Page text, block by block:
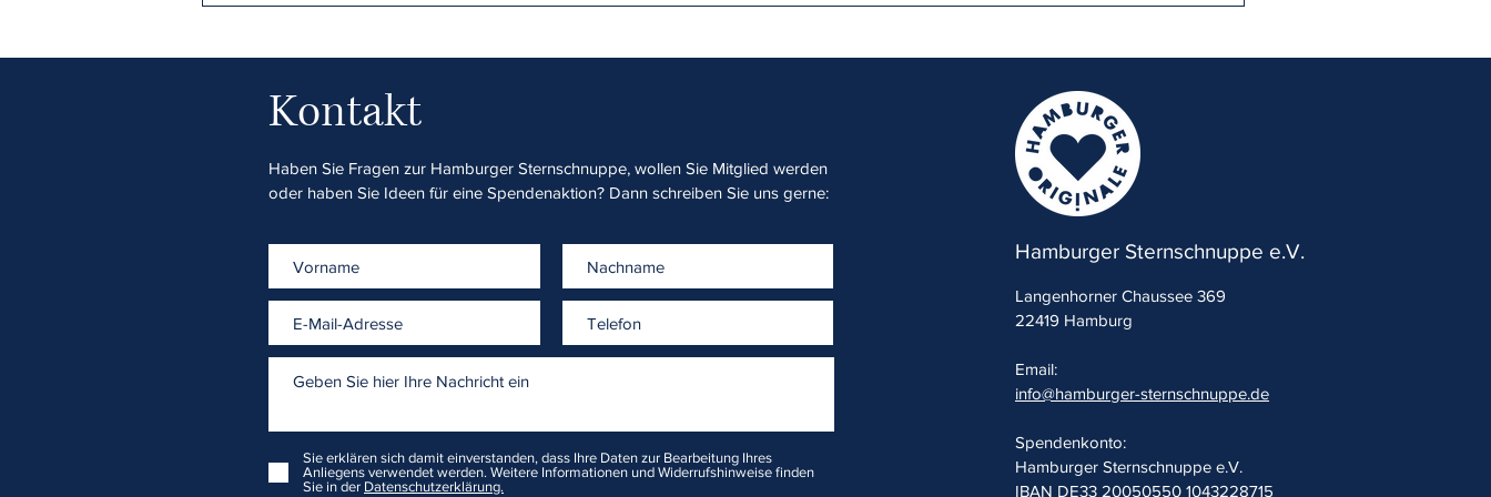
Hamburger Sternschnuppe e.V.
Langenhorner Chaussee 369
22419 Hamburg
Email:
info@hamburger-sternschnuppe.de
Spendenkonto:
Hamburger Sternschnuppe e.V.
IBAN DE33 20050550 1043228715
Kontakt
Haben Sie Fragen zur Hamburger Sternschnuppe, wollen Sie Mitglied werden
oder haben Sie Ideen für eine Spendenaktion? Dann schreiben Sie uns gerne:
Sie erklären sich damit einverstanden, dass Ihre Daten zur Bearbeitung Ihres
Anliegens verwendet werden. Weitere Informationen und Widerrufshinweise finden
Sie in der Datenschutzerklärung.